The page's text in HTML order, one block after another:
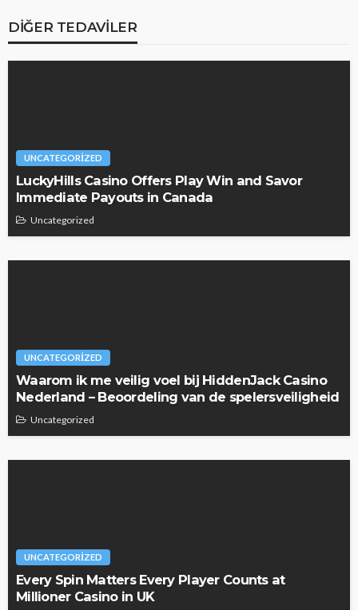
DIĞER TEDAVILER
UNCATEGORIZED
LuckyHills Casino Offers Play Win and Savor
Immediate Payouts in Canada
Uncategorized
UNCATEGORIZED
Waarom ik me veilig voel bij HiddenJack Casino
Nederland – Beoordeling van de spelersveiligheid
Uncategorized
UNCATEGORIZED
Every Spin Matters Every Player Counts at
Millioner Casino in UK